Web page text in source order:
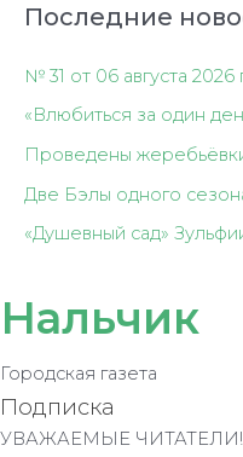
Последние
№ 31 от 06 августа 2026
«Влюбиться за один
Проведены
Две Бэлы одного
«Душевный сад»
Нальчик
Городская газета
Подписка
УВАЖАЕМЫЕ ЧИТАТЕЛИ!